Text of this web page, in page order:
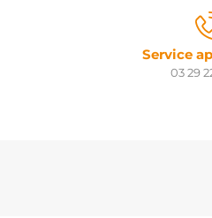
Service
03 29